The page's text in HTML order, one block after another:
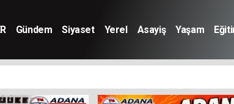
Gündem Siyaset Yerel Asayiş Yaşam